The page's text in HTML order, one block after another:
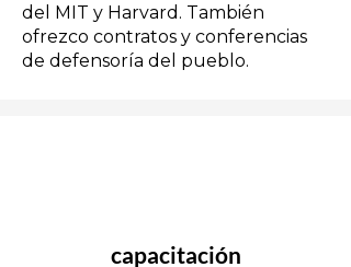
del MIT y Harvard. También
ofrezco contratos y conferencias
de defensoría del pueblo.
capacitación